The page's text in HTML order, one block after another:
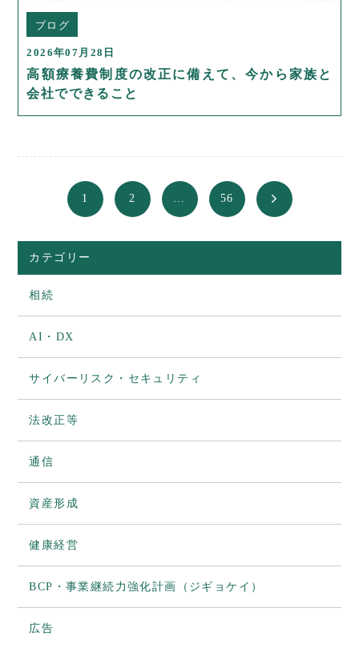
ブログ
2026年07月28日
高額療養費制度の改正に備えて、今から家族と
会社でできること
1 2 … 56
カテゴリー
相続
AI・DX
サイバーリスク・セキュリティ
法改正等
通信
資産形成
健康経営
BCP・事業継続力強化計画（ジギョケイ）
広告